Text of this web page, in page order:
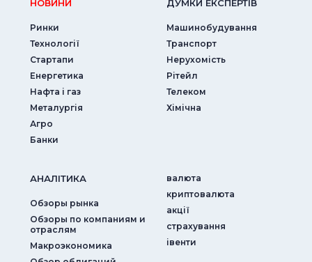
НОВИНИ
Ринки
Технології
Стартапи
Енергетика
Нафта і газ
Металургія
Агро
Банки
ДУМКИ ЕКСПЕРТIВ
Машинобудування
Транспорт
Нерухомість
Рітейл
Телеком
Хімічна
АНАЛIТИКА
Обзоры рынка
Обзоры по компаниям и
отраслям
Макроэкономика
валюта
криптовалюта
акції
страхування
iвенти